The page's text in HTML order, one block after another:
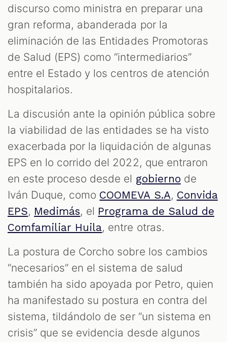
discurso como ministra en preparar una
gran reforma, abanderada por la
eliminación de las Entidades Promotoras
de Salud (EPS) como “intermediarios”
entre el Estado y los centros de atención
hospitalarios.
La discusión ante la opinión pública sobre
la viabilidad de las entidades se ha visto
exacerbada por la liquidación de algunas
EPS en lo corrido del 2022, que entraron
en este proceso desde el gobierno de
Iván Duque, como COOMEVA S.A, Convida
EPS, Medimás, el Programa de Salud de
Comfamiliar Huila, entre otras.
La postura de Corcho sobre los cambios
“necesarios” en el sistema de salud
también ha sido apoyada por Petro, quien
ha manifestado su postura en contra del
sistema, tildándolo de ser “un sistema en
crisis” que se evidencia desde algunos